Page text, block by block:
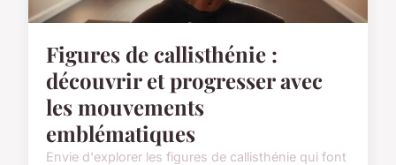
Figures de callisthénie :
découvrir et progresser avec
les mouvements
emblématiques
Envie d'explorer les figures de callisthénie qui font